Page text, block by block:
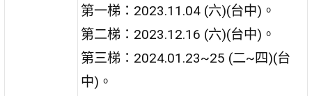
第一梯：2023.11.04 (六)(台中)。
第二梯：2023.12.16 (六)(台中)。
第三梯：2024.01.23~25 (二~四)(台
中)。